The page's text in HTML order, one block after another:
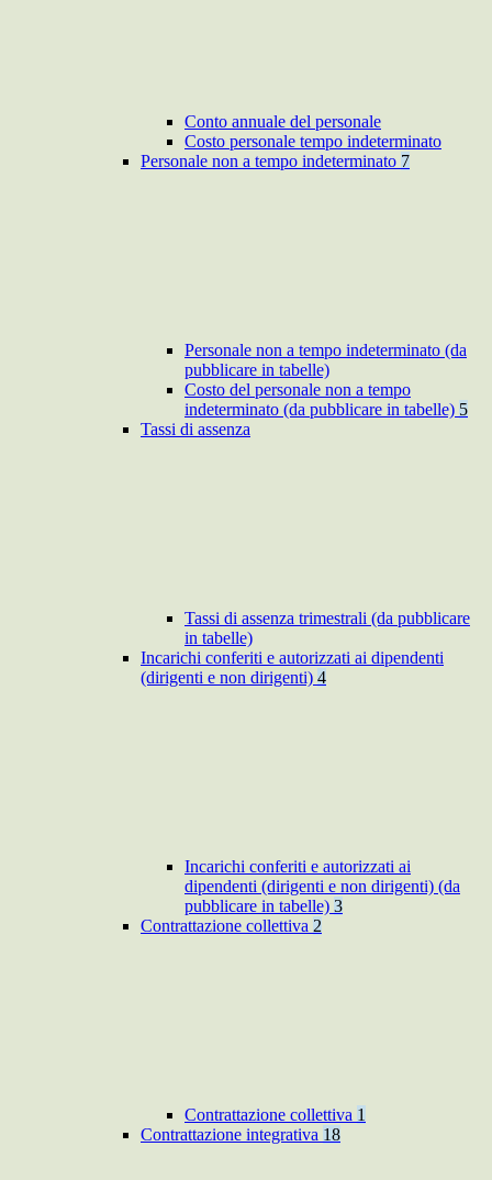
Conto annuale del personale
Costo personale tempo indeterminato
Personale non a tempo indeterminato 7
Personale non a tempo indeterminato (da
pubblicare in tabelle)
Costo del personale non a tempo
indeterminato (da pubblicare in tabelle) 5
Tassi di assenza
Tassi di assenza trimestrali (da pubblicare
in tabelle)
Incarichi conferiti e autorizzati ai dipendenti
(dirigenti e non dirigenti) 4
Incarichi conferiti e autorizzati ai
dipendenti (dirigenti e non dirigenti) (da
pubblicare in tabelle) 3
Contrattazione collettiva 2
Contrattazione collettiva 1
Contrattazione integrativa 18